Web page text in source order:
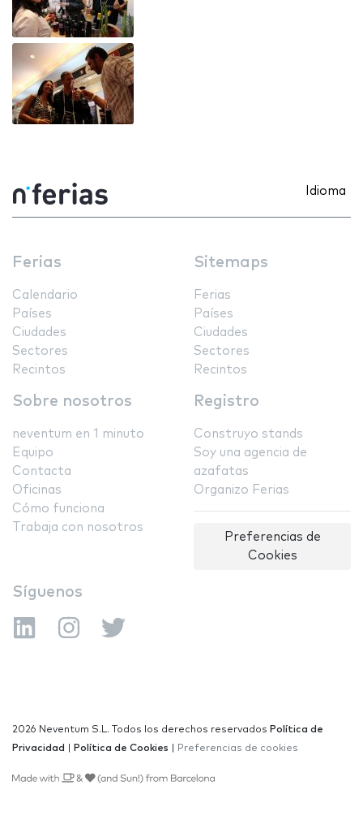
Idioma
Ferias
Calendario
Países
Ciudades
Sectores
Recintos
Sitemaps
Ferias
Países
Ciudades
Sectores
Recintos
Sobre nosotros
neventum en 1 minuto
Equipo
Contacta
Oficinas
Cómo funciona
Trabaja con nosotros
Registro
Construyo stands
Soy una agencia de
azafatas
Organizo Ferias
Preferencias de
Cookies
Síguenos
2026 Neventum S.L. Todos los derechos reservados Política de
Privacidad
Política de Cookies Preferencias de cookies